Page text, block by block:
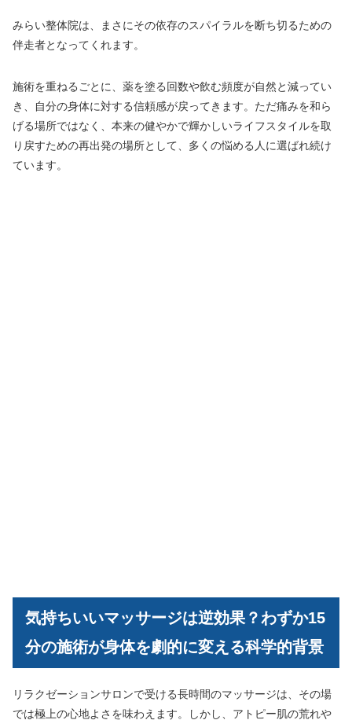
みらい整体院は、まさにその依存のスパイラルを断ち切るための
伴走者となってくれます。
施術を重ねるごとに、薬を塗る回数や飲む頻度が自然と減ってい
き、自分の身体に対する信頼感が戻ってきます。ただ痛みを和ら
げる場所ではなく、本来の健やかで輝かしいライフスタイルを取
り戻すための再出発の場所として、多くの悩める人に選ばれ続け
ています。
気持ちいいマッサージは逆効果？わずか15
分の施術が身体を劇的に変える科学的背景
リラクゼーションサロンで受ける長時間のマッサージは、その場
では極上の心地よさを味わえます。しかし、アトピー肌の荒れや